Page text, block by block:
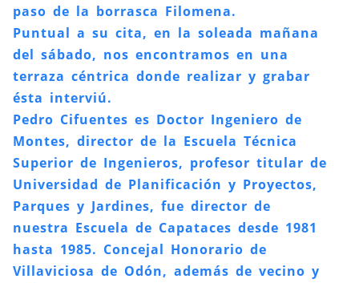
paso de la borrasca Filomena.
Puntual a su cita, en la soleada mañana
del sábado, nos encontramos en una
terraza céntrica donde realizar y grabar
ésta interviú.
Pedro Cifuentes es Doctor Ingeniero de
Montes, director de la Escuela Técnica
Superior de Ingenieros, profesor titular de
Universidad de Planificación y Proyectos,
Parques y Jardines, fue director de
nuestra Escuela de Capataces desde 1981
hasta 1985. Concejal Honorario de
Villaviciosa de Odón, además de vecino y